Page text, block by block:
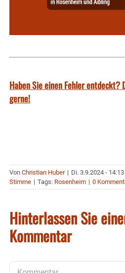
Haben Sie einen Fehler entdeckt?
gerne!
Von Christian Huber | Di. 3.9.2024 - 14:13
Stimme | Tags: Rosenheim | 0
Hinterlassen Sie
Kommentar